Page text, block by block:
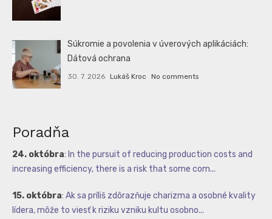
Súkromie a povolenia v úverových aplikáciách:
Dátová ochrana
30. 7. 2026 Lukáš Kroc No comments
Poradňa
24. októbra: In the pursuit of reducing production costs and
increasing efficiency, there is a risk that some com...
15. októbra: Ak sa príliš zdôrazňuje charizma a osobné kvality
lídera, môže to viesť k riziku vzniku kultu osobno...